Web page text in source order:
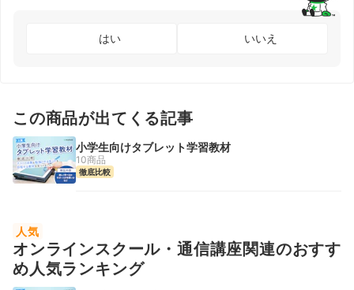
はい いいえ
この商品が出てくる記事
小学生向けタブレット学習教材
10商品
徹底比較
人気
オンラインスクール・通信講座関連のおすす
め人気ランキング